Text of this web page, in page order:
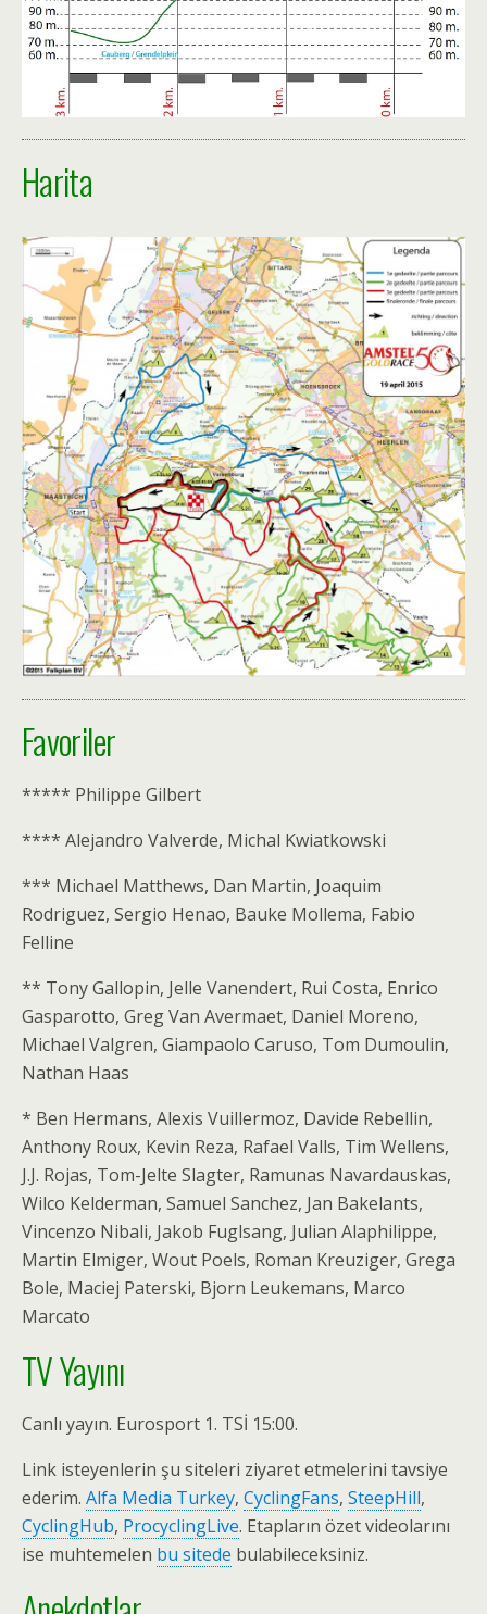
Harita
Favoriler
***** Philippe Gilbert
**** Alejandro Valverde, Michal Kwiatkowski
*** Michael Matthews, Dan Martin, Joaquim
Rodriguez, Sergio Henao, Bauke Mollema, Fabio
Felline
** Tony Gallopin, Jelle Vanendert, Rui Costa, Enrico
Gasparotto, Greg Van Avermaet, Daniel Moreno,
Michael Valgren, Giampaolo Caruso, Tom Dumoulin,
Nathan Haas
* Ben Hermans, Alexis Vuillermoz, Davide Rebellin,
Anthony Roux, Kevin Reza, Rafael Valls, Tim Wellens,
J.J. Rojas, Tom-Jelte Slagter, Ramunas Navardauskas,
Wilco Kelderman, Samuel Sanchez, Jan Bakelants,
Vincenzo Nibali, Jakob Fuglsang, Julian Alaphilippe,
Martin Elmiger, Wout Poels, Roman Kreuziger, Grega
Bole, Maciej Paterski, Bjorn Leukemans, Marco
Marcato
TV Yayını
Canlı yayın. Eurosport 1. TSİ 15:00.
Link isteyenlerin şu siteleri ziyaret etmelerini tavsiye
ederim. Alfa Media Turkey, CyclingFans, SteepHill,
CyclingHub, ProcyclingLive. Etapların özet videolarını
ise muhtemelen bu sitede bulabileceksiniz.